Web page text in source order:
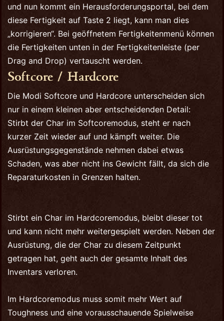
und nun kommt ein Herausforderungsportal, bei dem
diese Fertigkeit auf Taste 2 liegt, kann man dies
„korrigieren“. Bei geöffnetem Fertigkeitenmenü können
die Fertigkeiten unten in der Fertigkeitenleiste (per
Drag and Drop) vertauscht werden.
Softcore / Hardcore
Die Modi Softcore und Hardcore unterscheiden sich
nur in einem kleinen aber entscheidenden Detail:
Stirbt der Char im Softcoremodus, steht er nach
kurzer Zeit wieder auf und kämpft weiter. Die
Ausrüstungsgegenstände nehmen dabei etwas
Schaden, was aber nicht ins Gewicht fällt, da sich die
Reparaturkosten in Grenzen halten.
Stirbt ein Char im Hardcoremodus, bleibt dieser tot
und kann nicht mehr weitergespielt werden. Neben der
Ausrüstung, die der Char zu diesem Zeitpunkt
getragen hat, geht auch der gesamte Inhalt des
Inventars verloren.
Im Hardcoremodus muss somit mehr Wert auf
Toughness und eine vorausschauende Spielweise